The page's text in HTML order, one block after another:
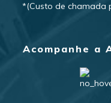
*(Custo de chamada
Acompanhe a